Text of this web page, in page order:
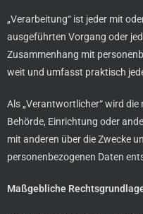
„Verarbeitung“ ist jeder mit
ausgeführten Vorgang oder
Zusammenhang mit
weit und umfasst praktisch
Als „Verantwortlicher“ wird
Behörde, Einrichtung oder
mit anderen über die Zwecke
personenbezogenen Daten
Maßgebliche